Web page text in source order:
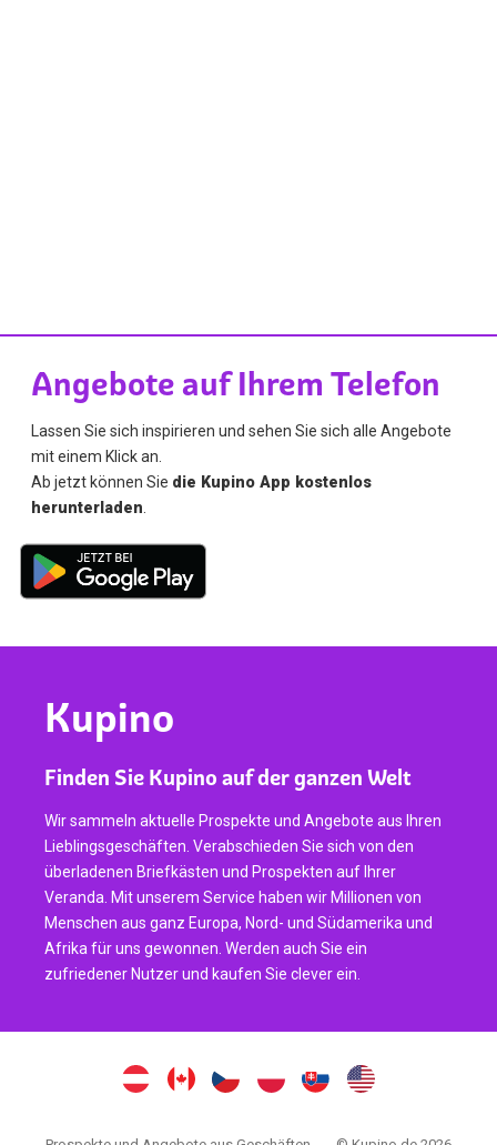
Angebote auf Ihrem Telefon
Lassen Sie sich inspirieren und sehen Sie sich alle Angebote
mit einem Klick an.
Ab jetzt können Sie die Kupino App kostenlos
herunterladen
Kupino
Finden Sie Kupino auf der ganzen Welt
Wir sammeln aktuelle Prospekte und Angebote aus Ihren
Lieblingsgeschäften. Verabschieden Sie sich von den
überladenen Briefkästen und Prospekten auf Ihrer
Veranda. Mit unserem Service haben wir Millionen von
Menschen aus ganz Europa, Nord- und Südamerika und
Afrika für uns gewonnen. Werden auch Sie ein
zufriedener Nutzer und kaufen Sie clever ein.